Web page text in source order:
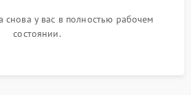
у вас в полностью рабочем
состоянии.